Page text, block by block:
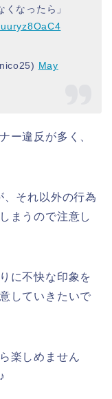
くなったら」
May
ー違反が多く、
それ以外の行為
まうので注意し
に不快な印象を
していきたいで
楽しめません